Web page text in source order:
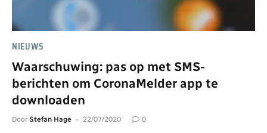
NIEUWS
Waarschuwing: pas op met SMS-
berichten om CoronaMelder app te
downloaden
Door Stefan Hage 22/07/2020 0